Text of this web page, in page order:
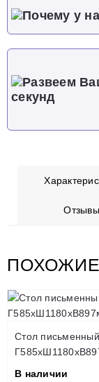
Отзывы
Стол письменный
В наличии